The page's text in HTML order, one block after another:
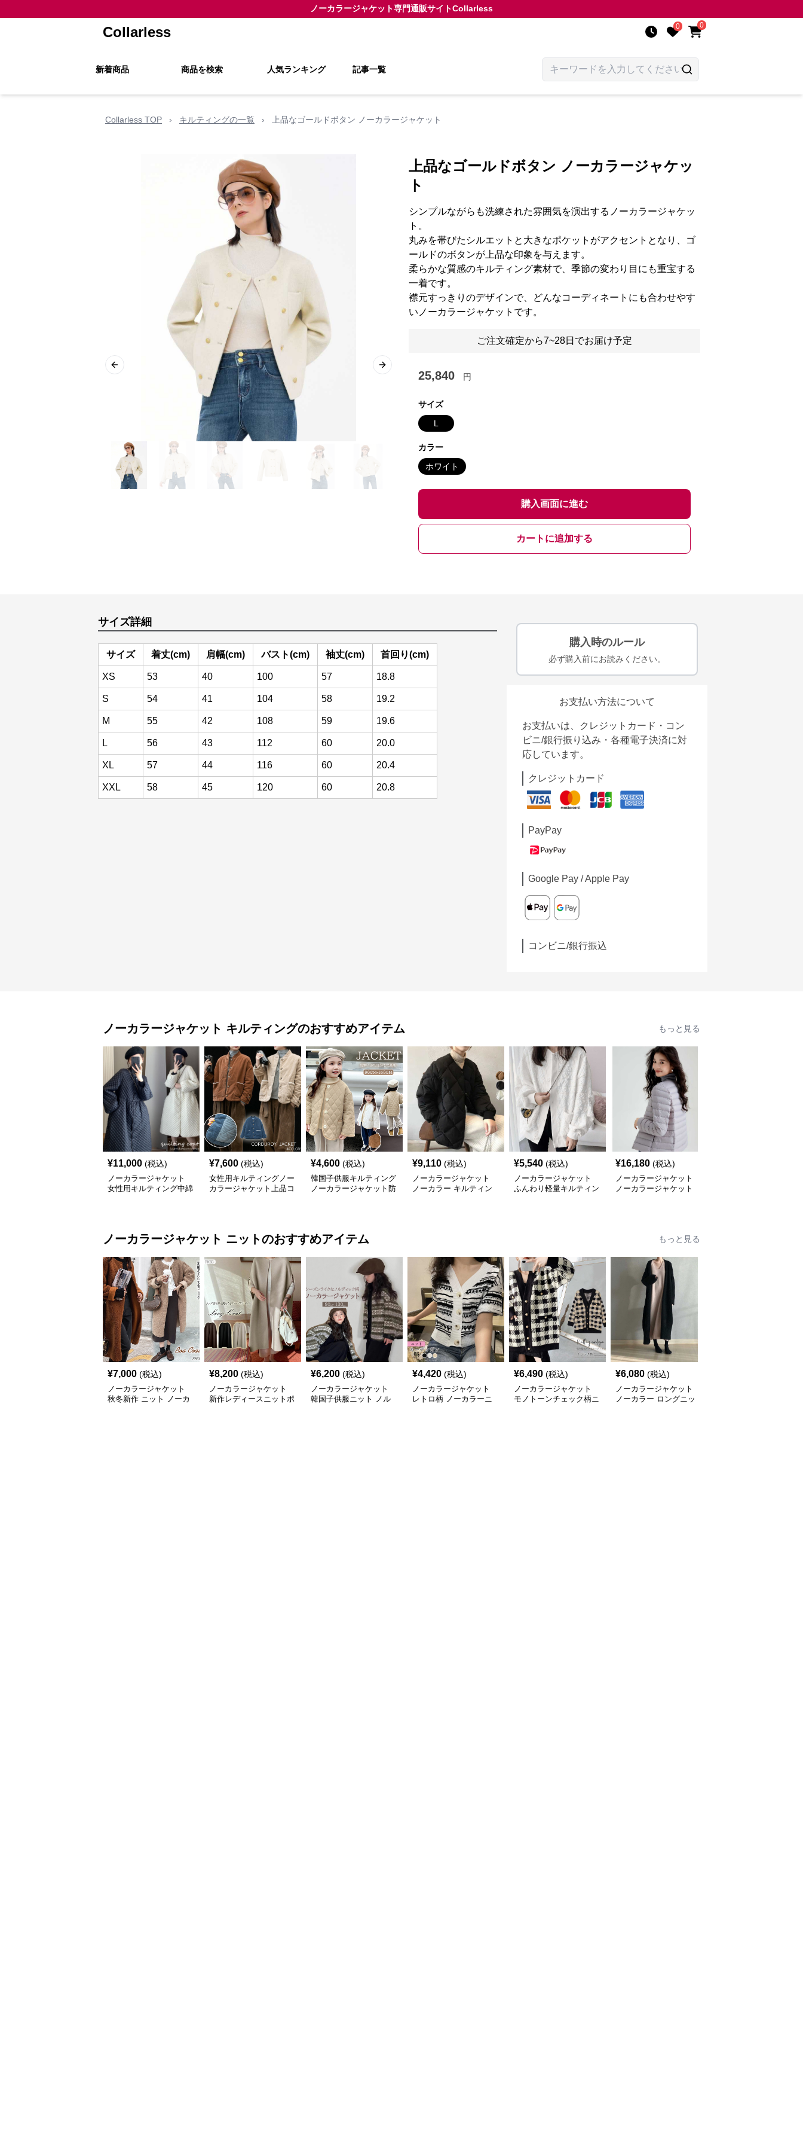
ノーカラージャケット専門通販サイトCollarless
Collarless 0 0
新着商品 商品を検索 人気ランキング 記事一覧
Collarless TOP › キルティングの一覧 › 上品なゴールドボタン ノーカラージャケット
Previous slide Next slide
上品なゴールドボタン ノーカラージャケッ
ト
シンプルながらも洗練された雰囲気を演出するノーカラージャケッ
ト。
丸みを帯びたシルエットと大きなポケットがアクセントとなり、ゴ
ールドのボタンが上品な印象を与えます。
柔らかな質感のキルティング素材で、季節の変わり目にも重宝する
一着です。
襟元すっきりのデザインで、どんなコーディネートにも合わせやす
いノーカラージャケットです。
ご注文確定から7~28日でお届け予定
25,840 円
サイズ
L
カラー
ホワイト
購入画面に進む
カートに追加する
サイズ詳細
サイズ 着丈(cm) 肩幅(cm) バスト(cm) 袖丈(cm) 首回り(cm)
XS 53 40 100 57 18.8
S 54 41 104 58 19.2
M 55 42 108 59 19.6
L 56 43 112 60 20.0
XL 57 44 116 60 20.4
XXL 58 45 120 60 20.8
購入時のルール
必ず購入前にお読みください。
お支払い方法について
お支払いは、クレジットカード・コン
ビニ/銀行振り込み・各種電子決済に対
応しています。
クレジットカード
PayPay
Google Pay / Apple Pay
コンビニ/銀行振込
ノーカラージャケット キルティングのおすすめアイテム もっと見る
¥11,000 (税込)
ノーカラージャケット
女性用キルティング中綿
¥7,600 (税込)
女性用キルティングノー
カラージャケット上品コ
¥4,600 (税込)
韓国子供服キルティング
ノーカラージャケット防
¥9,110 (税込)
ノーカラージャケット
ノーカラー キルティン
¥5,540 (税込)
ノーカラージャケット
ふんわり軽量キルティン
¥16,180 (税込)
ノーカラージャケット
ノーカラージャケット
ノーカラージャケット ニットのおすすめアイテム もっと見る
¥7,000 (税込)
ノーカラージャケット
秋冬新作 ニット ノーカ
¥8,200 (税込)
ノーカラージャケット
新作レディースニットポ
¥6,200 (税込)
ノーカラージャケット
韓国子供服ニット ノル
¥4,420 (税込)
ノーカラージャケット
レトロ柄 ノーカラーニ
¥6,490 (税込)
ノーカラージャケット
モノトーンチェック柄ニ
¥6,080 (税込)
ノーカラージャケット
ノーカラー ロングニッ